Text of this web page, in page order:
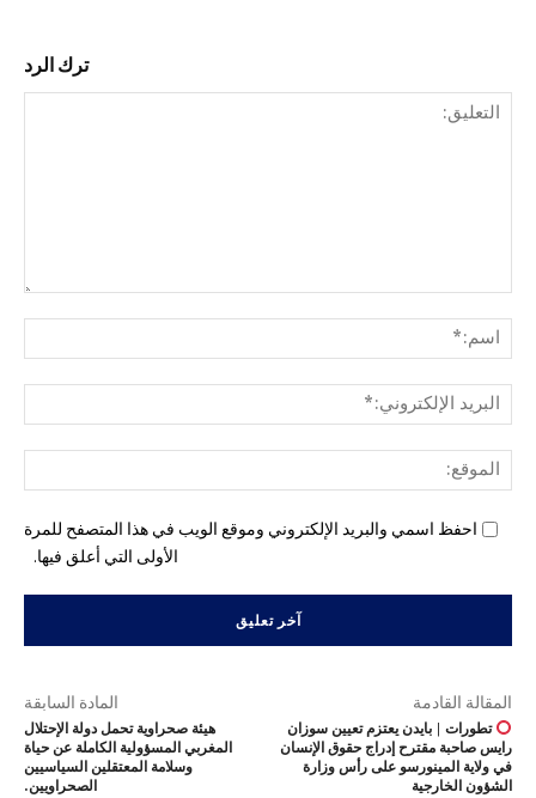
ترك الرد
احفظ اسمي والبريد الإلكتروني وموقع الويب في هذا المتصفح للمرة
الأولى التي أعلق فيها.
المادة السابقة
هيئة صحراوية تحمل دولة الإحتلال
المغربي المسؤولية الكاملة عن حياة
وسلامة المعتقلين السياسيين
الصحراويين.
المقالة القادمة
تطورات | بايدن يعتزم تعيين سوزان
رايس صاحبة مقترح إدراج حقوق الإنسان
في ولاية المينورسو على رأس وزارة
الشؤون الخارجية